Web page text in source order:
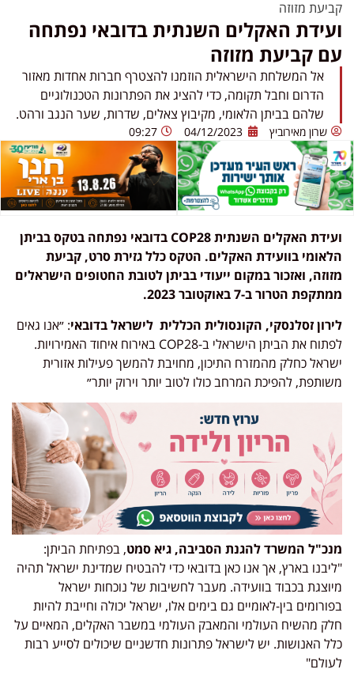
קביעת מזוזה
ועידת האקלים השנתית בדובאי נפתחה
עם קביעת מזוזה
אל המשלחת הישראלית הוזמנו להצטרף חברות אחדות מאזור
הדרום וחבל תקומה, כדי להציג את הפתרונות הטכנולוגיים
שלהם בביתן הלאומי, מקיבוץ צאלים, שדרות, שער הנגב ורהט.
שרון מאירוביץ 04/12/2023
09:27
ועידת האקלים השנתיתCOP28 בדובאי נפתחה בטקס בביתן
הלאומי בוועידת האקלים. הטקס כלל גזירת סרט, קביעת
מזוזה, ואזכור במקום ייעודי בביתן לטובת החטופים הישראלים
ממתקפת הטרור ב-7 באוקטובר 2023.
לירון זסלנסקי, הקונסולית הכללית לישראל בדובאי: ״אנו גאים
לפתוח את הביתן הישראלי ב-COP28 באירוח איחוד האמירויות.
ישראל כחלק מהמזרח התיכון, מחויבת להמשך פעילות אזורית
משותפת, להפיכת המרחב כולו לטוב יותר וירוק יותר״
מנכ"ל המשרד להגנת הסביבה, גיא סמט, בפתיחת הביתן:
"ליבנו בארץ, אך אנו כאן בדובאי כדי להבטיח שמדינת ישראל תהיה
מיוצגת בכבוד בוועידה. מעבר לחשיבות של נוכחות ישראל
בפורומים בין-לאומיים גם בימים אלו, ישראל יכולה וחייבת להיות
חלק מהשיח העולמי והמאבק העולמי במשבר האקלים, המאיים על
כלל האנושות. יש לישראל פתרונות חדשניים שיכולים לסייע רבות
לעולם"